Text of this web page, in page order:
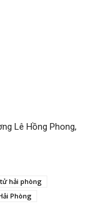
Lê Hồng Phong,
hải phòng
Phòng